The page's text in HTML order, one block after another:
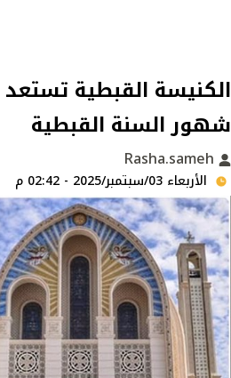
الكنيسة القبطية تستعد
شهور السنة القبطية
الأربعاء 03/سبتمبر/2025 - 02:42 م